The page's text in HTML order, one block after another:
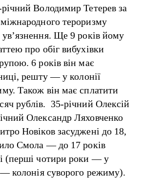
Володимир Тетерев за
тероризму
ув’язнення. Ще 9 років йому
про обіг вибухівки
6 років він має
решту — у колонії
Також він має сплатити
рублів. 35-річний Олексій
Олександр Ляховченко
Новіков засуджені до 18,
Смола — до 17 років
(перші чотири роки — у
колонія суворого режиму).